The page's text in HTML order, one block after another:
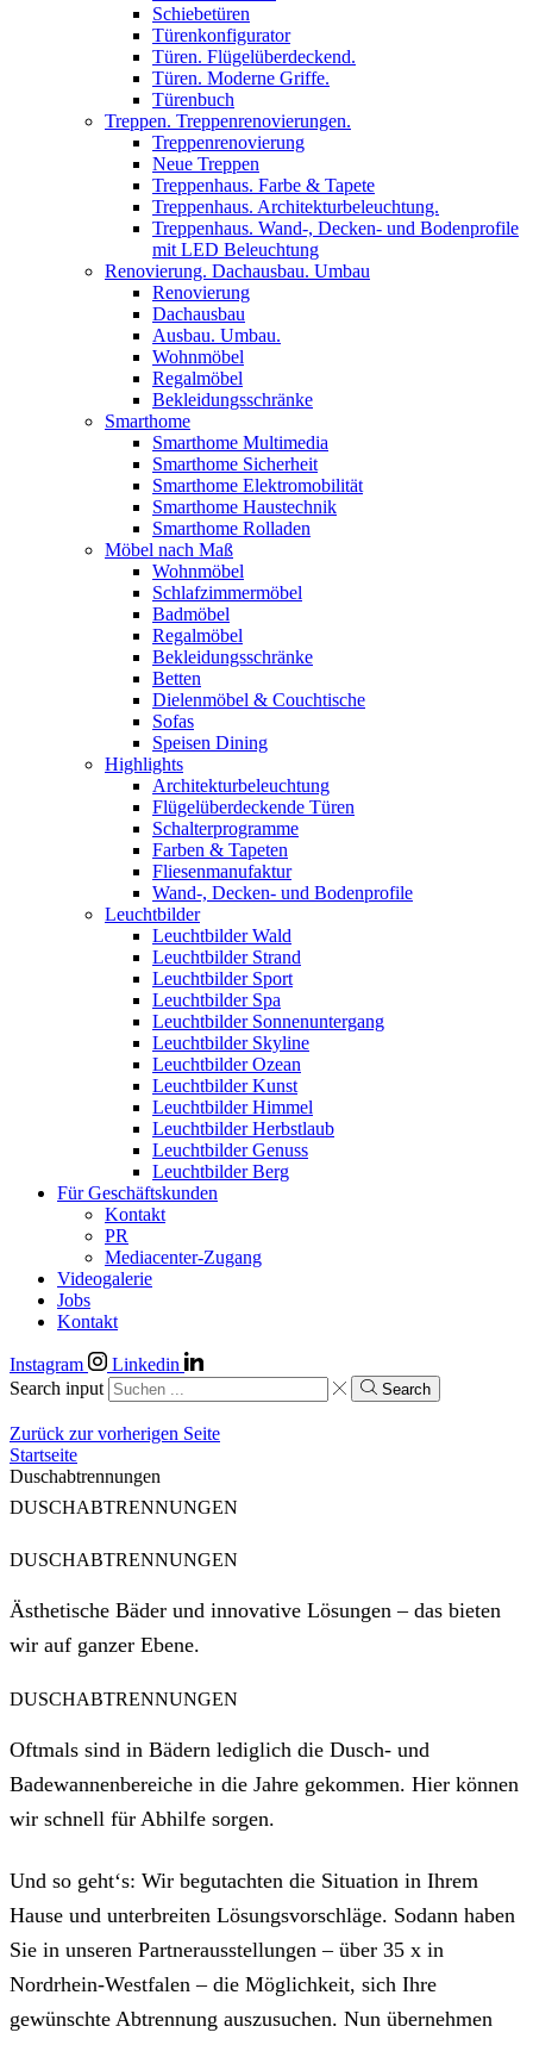
Schiebetüren
Türenkonfigurator
Türen. Flügelüberdeckend.
Türen. Moderne Griffe.
Türenbuch
Treppen. Treppenrenovierungen.
Treppenrenovierung
Neue Treppen
Treppenhaus. Farbe & Tapete
Treppenhaus. Architekturbeleuchtung.
Treppenhaus. Wand-, Decken- und Bodenprofile
mit LED Beleuchtung
Renovierung. Dachausbau. Umbau
Renovierung
Dachausbau
Ausbau. Umbau.
Wohnmöbel
Regalmöbel
Bekleidungsschränke
Smarthome
Smarthome Multimedia
Smarthome Sicherheit
Smarthome Elektromobilität
Smarthome Haustechnik
Smarthome Rolladen
Möbel nach Maß
Wohnmöbel
Schlafzimmermöbel
Badmöbel
Regalmöbel
Bekleidungsschränke
Betten
Dielenmöbel & Couchtische
Sofas
Speisen Dining
Highlights
Architekturbeleuchtung
Flügelüberdeckende Türen
Schalterprogramme
Farben & Tapeten
Fliesenmanufaktur
Wand-, Decken- und Bodenprofile
Leuchtbilder
Leuchtbilder Wald
Leuchtbilder Strand
Leuchtbilder Sport
Leuchtbilder Spa
Leuchtbilder Sonnenuntergang
Leuchtbilder Skyline
Leuchtbilder Ozean
Leuchtbilder Kunst
Leuchtbilder Himmel
Leuchtbilder Herbstlaub
Leuchtbilder Genuss
Leuchtbilder Berg
Für Geschäftskunden
Kontakt
PR
Mediacenter-Zugang
Videogalerie
Jobs
Kontakt
Instagram
Linkedin
Search input
Search
Zurück zur vorherigen Seite
Startseite
Duschabtrennungen
DUSCHABTRENNUNGEN
DUSCHABTRENNUNGEN
Ästhetische Bäder und innovative Lösungen – das bieten
wir auf ganzer Ebene.
DUSCHABTRENNUNGEN
Oftmals sind in Bädern lediglich die Dusch- und
Badewannenbereiche in die Jahre gekommen. Hier können
wir schnell für Abhilfe sorgen.
Und so geht‘s: Wir begutachten die Situation in Ihrem
Hause und unterbreiten Lösungsvorschläge. Sodann haben
Sie in unseren Partnerausstellungen – über 35 x in
Nordrhein-Westfalen – die Möglichkeit, sich Ihre
gewünschte Abtrennung auszusuchen. Nun übernehmen